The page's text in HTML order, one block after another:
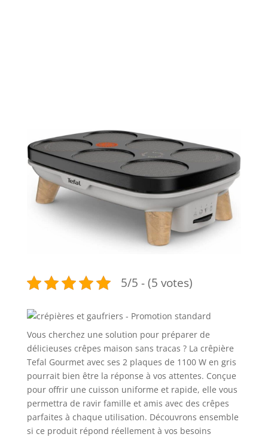
5/5 - (5 votes)
Vous cherchez une solution pour préparer de
délicieuses crêpes maison sans tracas ? La crêpière
Tefal Gourmet avec ses 2 plaques de 1100 W en gris
pourrait bien être la réponse à vos attentes. Conçue
pour offrir une cuisson uniforme et rapide, elle vous
permettra de ravir famille et amis avec des crêpes
parfaites à chaque utilisation. Découvrons ensemble
si ce produit répond réellement à vos besoins